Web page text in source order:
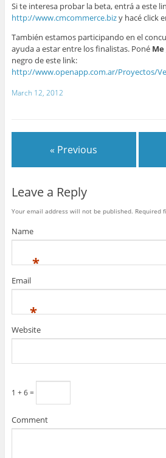
Si te interesa probar la beta, entrá a este
http://www.cmcommerce.bizy hacé click
También estamos participando en el
ayuda a estar entre los finalistas. Poné
negro de este link:
http://www.openapp.com.ar/Proyectos/
March 12, 2012
« Previous
Leave a Reply
Your email address will not be published. Required
Name
*
Email
*
Website
1 + 6 =
Comment